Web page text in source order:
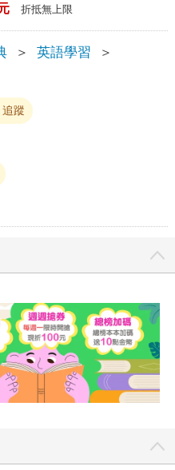
折抵無上限
＞ 英語學習
＞
追蹤